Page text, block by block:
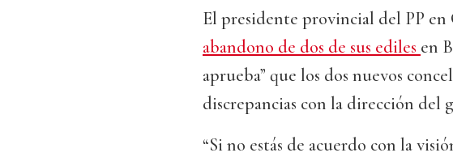
El presidente provincial del PP
abandono de dos de sus ediles en
aprueba” que los dos nuevos
discrepancias con la dirección del
“Si no estás de acuerdo con la